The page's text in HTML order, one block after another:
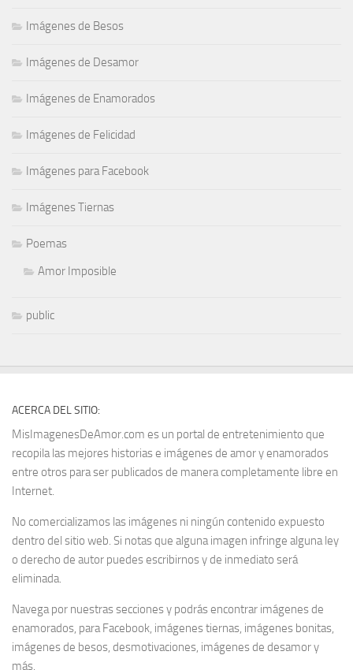
Imágenes de Besos
Imágenes de Desamor
Imágenes de Enamorados
Imágenes de Felicidad
Imágenes para Facebook
Imágenes Tiernas
Poemas
Amor Imposible
public
ACERCA DEL SITIO:
MisImagenesDeAmor.com es un portal de entretenimiento que
recopila las mejores historias e imágenes de amor y enamorados
entre otros para ser publicados de manera completamente libre en
Internet.
No comercializamos las imágenes ni ningún contenido expuesto
dentro del sitio web. Si notas que alguna imagen infringe alguna ley
o derecho de autor puedes escribirnos y de inmediato será
eliminada.
Navega por nuestras secciones y podrás encontrar imágenes de
enamorados, para Facebook, imágenes tiernas, imágenes bonitas,
imágenes de besos, desmotivaciones, imágenes de desamor y
más.